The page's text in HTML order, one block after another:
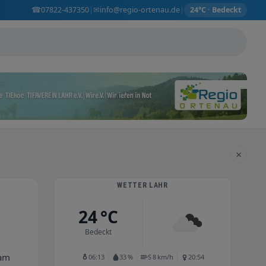
☎07822-437350| ✉info@regio-ortenau.de| 24°C · Bedeckt
×
WETTER LAHR
24 °C
Bedeckt
06:13 33 % S 8 km/h 20:54